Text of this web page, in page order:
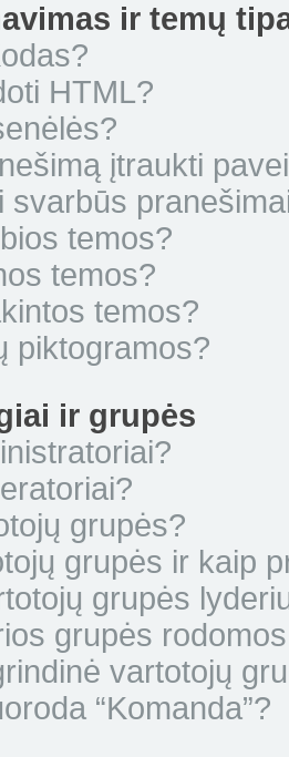
ir temų
HTML?
įtraukti
svarbūs
temos?
temos?
temos?
piktogramos?
ir grupės
grupės?
grupės ir kaip
grupės
grupės
vartotojų
“Komanda”?